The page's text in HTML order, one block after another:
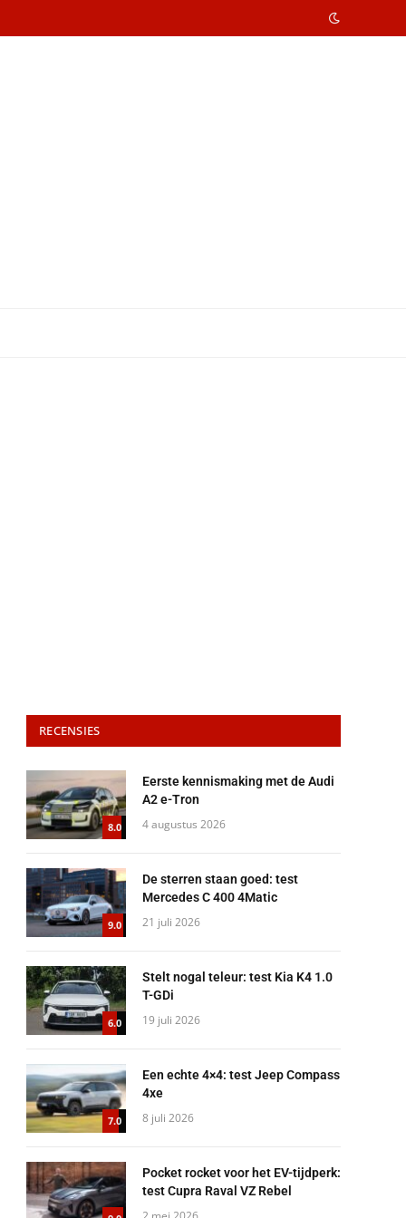
RECENSIES
8.0
Eerste kennismaking met de Audi
A2 e-Tron
4 augustus 2026
9.0
De sterren staan goed: test
Mercedes C 400 4Matic
21 juli 2026
6.0
Stelt nogal teleur: test Kia K4 1.0
T-GDi
19 juli 2026
7.0
Een echte 4×4: test Jeep Compass
4xe
8 juli 2026
Pocket rocket voor het EV-tijdperk:
test Cupra Raval VZ Rebel